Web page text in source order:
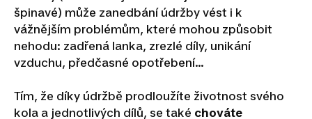
špinavé) může zanedbání údržby vést i k
vážnějším problémům, které mohou způsobit
nehodu: zadřená lanka, zrezlé díly, unikání
vzduchu, předčasné opotřebení...
Tím, že díky údržbě prodloužíte životnost svého
kola a jednotlivých dílů, se také chováte